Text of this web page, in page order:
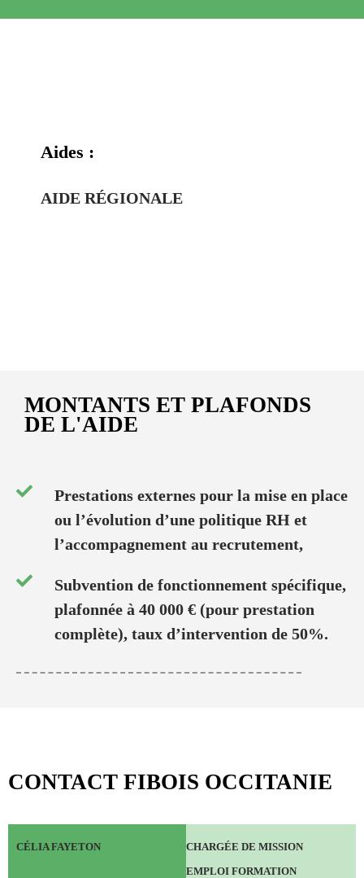
Aides :
AIDE RÉGIONALE
MONTANTS ET PLAFONDS
DE L'AIDE
Prestations externes pour la mise en place
ou l’évolution d’une politique RH et
l’accompagnement au recrutement,
Subvention de fonctionnement spécifique,
plafonnée à 40 000 € (pour prestation
complète), taux d’intervention de 50%.
CONTACT FIBOIS OCCITANIE
CÉLIA FAYETON CHARGÉE DE MISSION
EMPLOI FORMATION